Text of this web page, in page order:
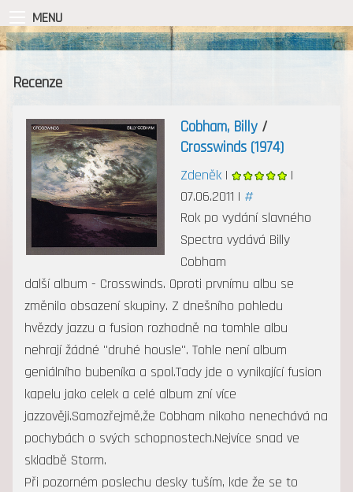
MENU
Recenze
Cobham, Billy/
Crosswinds (1974)
Zdeněk|
|
07.06.2011 | #
Rok po vydání slavného
Spectra vydává Billy
Cobham
další album - Crosswinds. Oproti prvnímu albu se
změnilo obsazení skupiny. Z dnešního pohledu
hvězdy jazzu a fusion rozhodně na tomhle albu
nehrají žádné "druhé housle". Tohle není album
geniálního bubeníka a spol.Tady jde o vynikající fusion
kapelu jako celek a celé album zní více
jazzověji.Samozřejmě,že Cobham nikoho nenechává na
pochybách o svých schopnostech.Nejvíce snad ve
skladbě Storm.
Při pozorném poslechu desky tuším, kde že se to